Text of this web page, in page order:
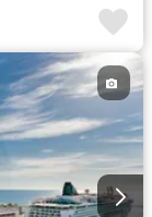
Terraza